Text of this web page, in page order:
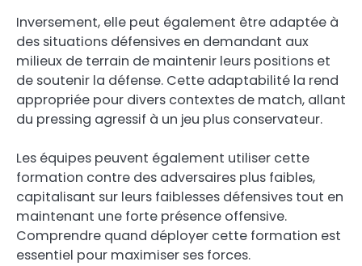
Inversement, elle peut également être adaptée à
des situations défensives en demandant aux
milieux de terrain de maintenir leurs positions et
de soutenir la défense. Cette adaptabilité la rend
appropriée pour divers contextes de match, allant
du pressing agressif à un jeu plus conservateur.
Les équipes peuvent également utiliser cette
formation contre des adversaires plus faibles,
capitalisant sur leurs faiblesses défensives tout en
maintenant une forte présence offensive.
Comprendre quand déployer cette formation est
essentiel pour maximiser ses forces.